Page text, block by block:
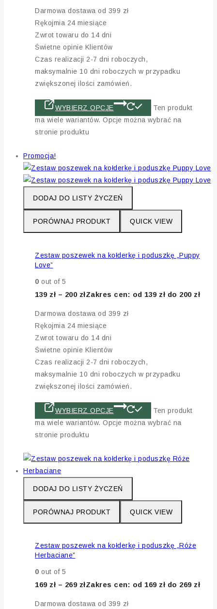
Darmowa dostawa od 399 zł
Rękojmia 24 miesiące
Zwrot towaru do 14 dni
Świetne opinie Klientów
Czas realizacji 2-7 dni roboczych,
maksymalnie 10 dni roboczych w przypadku
zwiększonej ilości zamówień.
WYBIERZ OPCJE
Ten produkt
ma wiele wariantów. Opcje można wybrać na
stronie produktu
Promocja!
DODAJ DO LISTY ŻYCZEŃ
PORÓWNAJ PRODUKT QUICK VIEW
Zestaw poszewek na kołderkę i poduszkę „Puppy
Love”
0 out of 5
139 zł – 200 złZakres cen: od 139 zł do 200 zł
Darmowa dostawa od 399 zł
Rękojmia 24 miesiące
Zwrot towaru do 14 dni
Świetne opinie Klientów
Czas realizacji 2-7 dni roboczych,
maksymalnie 10 dni roboczych w przypadku
zwiększonej ilości zamówień.
WYBIERZ OPCJE
Ten produkt
ma wiele wariantów. Opcje można wybrać na
stronie produktu
DODAJ DO LISTY ŻYCZEŃ
PORÓWNAJ PRODUKT QUICK VIEW
Zestaw poszewek na kołderkę i poduszkę „Róże
Herbaciane”
0 out of 5
169 zł – 269 złZakres cen: od 169 zł do 269 zł
Darmowa dostawa od 399 zł